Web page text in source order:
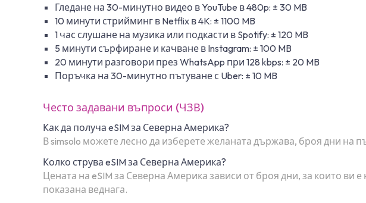
Гледане на 30-минутно видео в YouTube в 480p: ± 30 MB
10 минути стрийминг в Netflix в 4K: ± 1100 MB
1 час слушане на музика или подкасти в Spotify: ± 120 MB
5 минути сърфиране и качване в Instagram: ± 100 MB
20 минути разговори през WhatsApp при 128 kbps: ± 20 MB
Поръчка на 30-минутно пътуване с Uber: ± 10 MB
Често задавани въпроси (ЧЗВ)
Как да получа eSIM за Северна Америка?
В simsolo можете лесно да изберете желаната държава, броя дни на
Колко струва eSIM за Северна Америка?
Цената на eSIM за Северна Америка зависи от броя дни, за които
показана веднага.